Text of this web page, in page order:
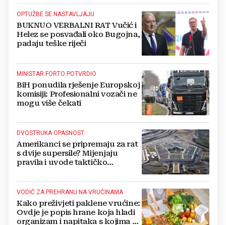
OPTUŽBE SE NASTAVLJAJU
BUKNUO VERBALNI RAT Vučić i
Helez se posvađali oko Bugojna,
padaju teške riječi
MINISTAR FORTO POTVRDIO
BiH ponudila rješenje Europskoj
komisiji: Profesionalni vozači ne
mogu više čekati
DVOSTRUKA OPASNOST
Amerikanci se pripremaju za rat
s dvije supersile? Mijenjaju
pravila i uvode taktičko
VODIČ ZA PREHRANU NA VRUĆINAMA
Kako preživjeti paklene vrućine:
Ovdje je popis hrane koja hladi
organizam i napitaka s kojima si